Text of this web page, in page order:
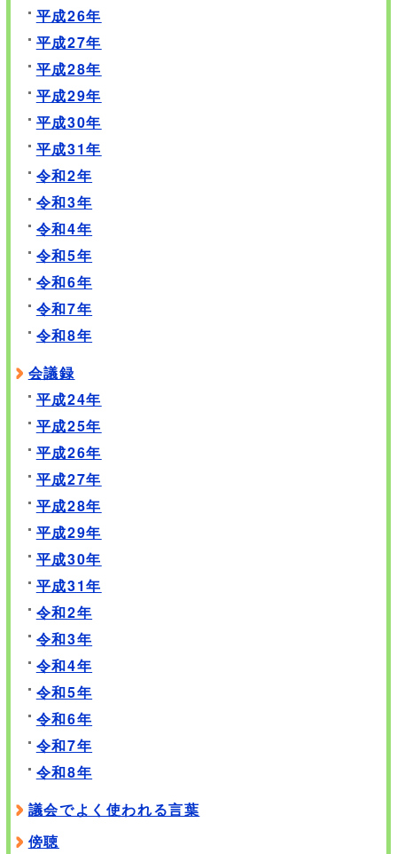
平成26年
平成27年
平成28年
平成29年
平成30年
平成31年
令和2年
令和3年
令和4年
令和5年
令和6年
令和7年
令和8年
会議録
平成24年
平成25年
平成26年
平成27年
平成28年
平成29年
平成30年
平成31年
令和2年
令和3年
令和4年
令和5年
令和6年
令和7年
令和8年
議会でよく使われる言葉
傍聴